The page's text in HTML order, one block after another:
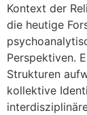
Kontext der
die heutige
Perspektiven.
Strukturen
kollektive